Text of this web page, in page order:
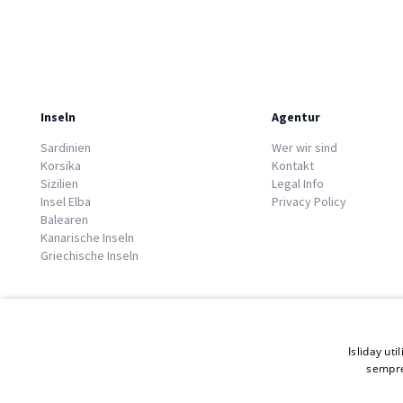
Inseln
Sardinien
Korsika
Sizilien
Insel Elba
Balearen
Kanarische Inseln
Griechische Inseln
Agentur
Wer wir sind
Kontakt
Legal Info
Privacy Policy
© 2026 Copyright GATE S.r.l - Via G. Cacciò 5 - 57034 Portoferraio -
Isliday